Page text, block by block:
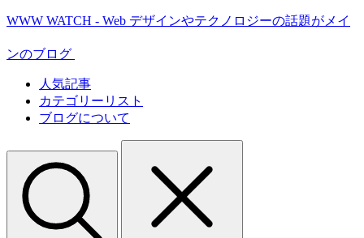
WWW WATCH - Web デザインやテクノロジーの話題がメイ
ンのブログ
人気記事
カテゴリーリスト
ブログについて